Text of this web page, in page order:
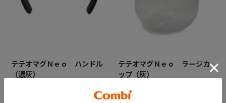
テテオマグＮｅｏ ハンドル
（濃灰）
テテオマグＮｅｏ ラージカ
ップ（灰）
いただけません